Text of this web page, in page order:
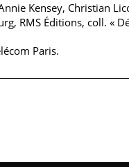
Kensey, Christian
RMS Éditions, coll. «
Paris.